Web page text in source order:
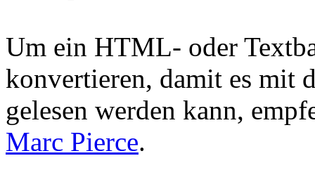
Um ein HTML- oder
konvertieren, damit es mit
gelesen werden kann,
Marc Pierce.